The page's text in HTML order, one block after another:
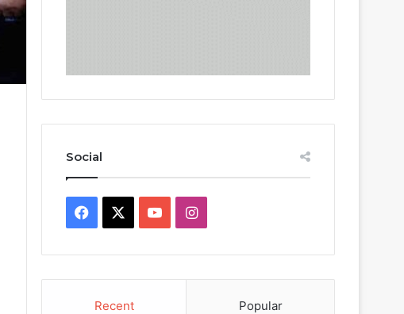
Social
Facebook YouTubeInstagram
Recent Popular